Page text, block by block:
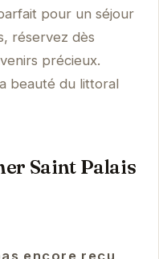
pour un séjour
réservez dès
précieux.
beauté du littoral
Saint Palais